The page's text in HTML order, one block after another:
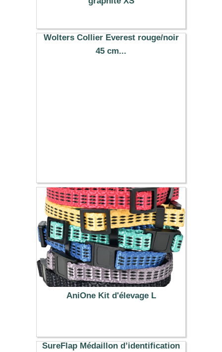
6.89 €
Wolters Collier Everest rouge/noir
45 cm...
AniOne Kit d'élevage L
8.99 €
SureFlap Médaillon d’identification